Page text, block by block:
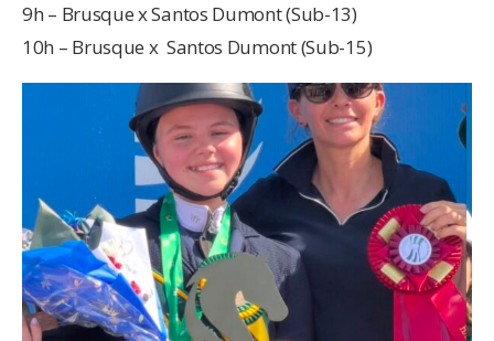
9h – Brusque x Santos Dumont (Sub-13)
10h – Brusque x Santos Dumont (Sub-15)